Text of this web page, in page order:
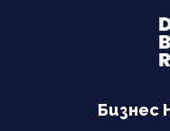
Бизнес